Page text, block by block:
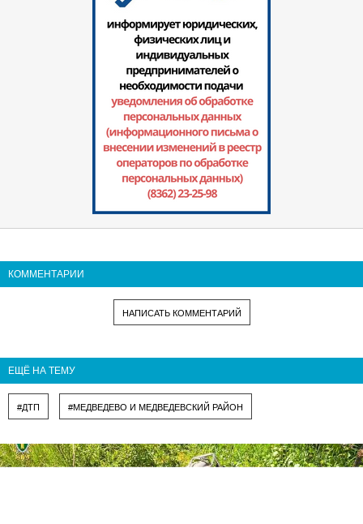
КОММЕНТАРИИ
НАПИСАТЬ КОММЕНТАРИЙ
ЕЩЁ НА ТЕМУ
#ДТП #МЕДВЕДЕВО И МЕДВЕДЕВСКИЙ РАЙОН